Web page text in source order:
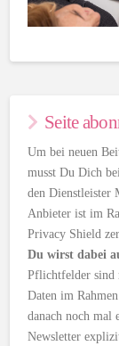
Seite
Um bei neuen
musst Du Dich
den Dienstleister
Anbieter ist im
Privacy Shield
Du wirst dabei
Pflichtfelder sind
Daten im
danach noch
Newsletter